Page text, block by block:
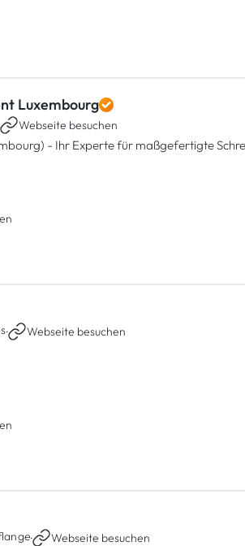
Luxembourg
Webseite besuchen
- Ihr Experte für maßgefertigte
· Webseite besuchen
· Webseite besuchen